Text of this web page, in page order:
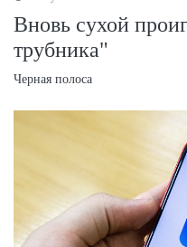
Вновь сухой
трубника"
Черная полоса